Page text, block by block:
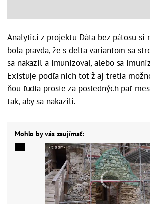
Analytici z projektu Dáta bez pátosu si
bola pravda, že s delta variantom sa
sa nakazil a imunizoval, alebo sa
Existuje podľa nich totiž aj tretia
ňou ľudia proste za posledných päť
tak, aby sa nakazili.
Mohlo by vás zaujímať: